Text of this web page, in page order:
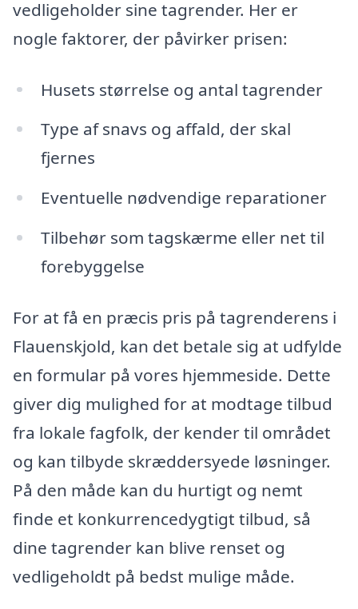
vedligeholder sine tagrender. Her er
nogle faktorer, der påvirker prisen:
Husets størrelse og antal tagrender
Type af snavs og affald, der skal
fjernes
Eventuelle nødvendige reparationer
Tilbehør som tagskærme eller net til
forebyggelse
For at få en præcis pris på tagrenderens i
Flauenskjold, kan det betale sig at udfylde
en formular på vores hjemmeside. Dette
giver dig mulighed for at modtage tilbud
fra lokale fagfolk, der kender til området
og kan tilbyde skræddersyede løsninger.
På den måde kan du hurtigt og nemt
finde et konkurrencedygtigt tilbud, så
dine tagrender kan blive renset og
vedligeholdt på bedst mulige måde.